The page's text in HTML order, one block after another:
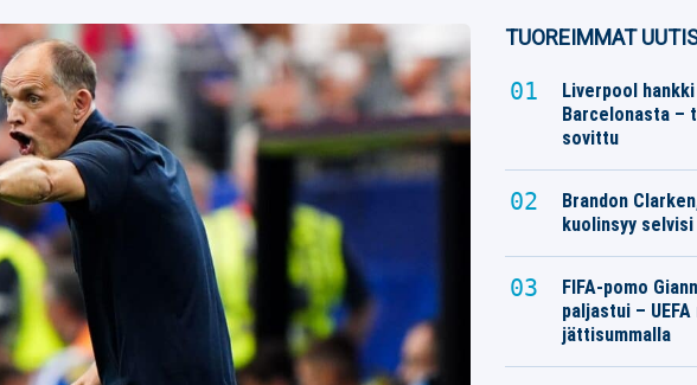
TUOREIMMAT
Liverpool
Barcelonasta –
sovittu
Brandon
kuolinsyy selvisi
FIFA-pomo
paljastui –
jättisummalla